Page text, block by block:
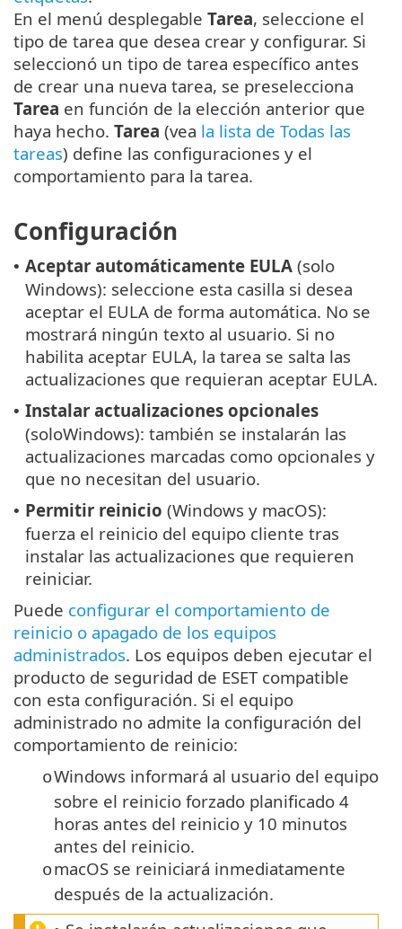
En el menú desplegable Tarea, seleccione el
tipo de tarea que desea crear y configurar. Si
seleccionó un tipo de tarea específico antes
de crear una nueva tarea, se preselecciona
Tarea en función de la elección anterior que
haya hecho. Tarea (vea la lista de Todas las
tareas) define las configuraciones y el
comportamiento para la tarea.
Configuración
• Aceptar automáticamente EULA (solo
Windows): seleccione esta casilla si desea
aceptar el EULA de forma automática. No se
mostrará ningún texto al usuario. Si no
habilita aceptar EULA, la tarea se salta las
actualizaciones que requieran aceptar EULA.
• Instalar actualizaciones opcionales
(soloWindows): también se instalarán las
actualizaciones marcadas como opcionales y
que no necesitan del usuario.
• Permitir reinicio (Windows y macOS):
fuerza el reinicio del equipo cliente tras
instalar las actualizaciones que requieren
reiniciar.
Puede configurar el comportamiento de
reinicio o apagado de los equipos
administrados. Los equipos deben ejecutar el
producto de seguridad de ESET compatible
con esta configuración. Si el equipo
administrado no admite la configuración del
comportamiento de reinicio:
oWindows informará al usuario del equipo
sobre el reinicio forzado planificado 4
horas antes del reinicio y 10 minutos
antes del reinicio.
omacOS se reiniciará inmediatamente
después de la actualización.